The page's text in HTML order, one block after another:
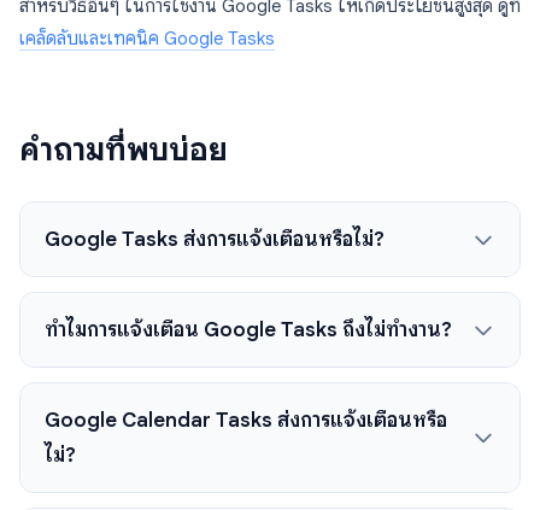
สำหรับวิธีอื่นๆ ในการใช้งาน Google Tasks ให้เกิดประโยชน์สูงสุด ดูที่
เคล็ดลับและเทคนิค Google Tasks
คำถามที่พบบ่อย
Google Tasks ส่งการแจ้งเตือนหรือไม่?
ทำไมการแจ้งเตือน Google Tasks ถึงไม่ทำงาน?
Google Calendar Tasks ส่งการแจ้งเตือนหรือ
ไม่?